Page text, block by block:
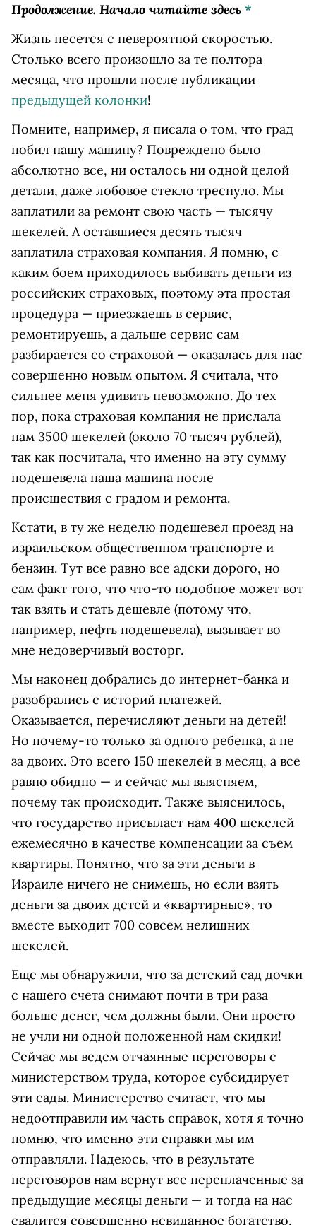
Продолжение. Начало читайте здесь *
Жизнь несется с невероятной скоростью.
Столько всего произошло за те полтора
месяца, что прошли после публикации
предыдущей колонки!
Помните, например, я писала о том, что град
побил нашу машину? Повреждено было
абсолютно все, ни осталось ни одной целой
детали, даже лобовое стекло треснуло. Мы
заплатили за ремонт свою часть — тысячу
шекелей. А оставшиеся десять тысяч
заплатила страховая компания. Я помню, с
каким боем приходилось выбивать деньги из
российских страховых, поэтому эта простая
процедура — приезжаешь в сервис,
ремонтируешь, а дальше сервис сам
разбирается со страховой — оказалась для нас
совершенно новым опытом. Я считала, что
сильнее меня удивить невозможно. До тех
пор, пока страховая компания не прислала
нам 3500 шекелей (около 70 тысяч рублей),
так как посчитала, что именно на эту сумму
подешевела наша машина после
происшествия с градом и ремонта.
Кстати, в ту же неделю подешевел проезд на
израильском общественном транспорте и
бензин. Тут все равно все адски дорого, но
сам факт того, что что-то подобное может вот
так взять и стать дешевле (потому что,
например, нефть подешевела), вызывает во
мне недоверчивый восторг.
Мы наконец добрались до интернет-банка и
разобрались с историй платежей.
Оказывается, перечисляют деньги на детей!
Но почему-то только за одного ребенка, а не
за двоих. Это всего 150 шекелей в месяц, а все
равно обидно — и сейчас мы выясняем,
почему так происходит. Также выяснилось,
что государство присылает нам 400 шекелей
ежемесячно в качестве компенсации за съем
квартиры. Понятно, что за эти деньги в
Израиле ничего не снимешь, но если взять
деньги за двоих детей и «квартирные», то
вместе выходит 700 совсем нелишних
шекелей.
Еще мы обнаружили, что за детский сад дочки
с нашего счета снимают почти в три раза
больше денег, чем должны были. Они просто
не учли ни одной положенной нам скидки!
Сейчас мы ведем отчаянные переговоры с
министерством труда, которое субсидирует
эти сады. Министерство считает, что мы
недоотправили им часть справок, хотя я точно
помню, что именно эти справки мы им
отправляли. Надеюсь, что в результате
переговоров нам вернут все переплаченные за
предыдущие месяцы деньги — и тогда на нас
свалится совершенно невиданное богатство,